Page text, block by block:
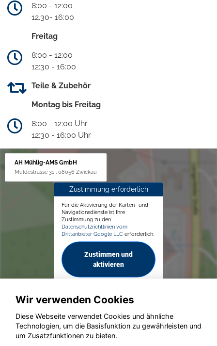
8:00 - 12:00
12.30- 16:00
Freitag
8:00 - 12:00
12:30 - 16:00
Teile & Zubehör
Montag bis Freitag
8:00 - 12:00 Uhr
12:30 - 16:00 Uhr
AH Mühlig-AMS GmbH
Muldestrasse 31 , 08056 Zwickau
Zustimmung erforderlich
Für die Aktivierung der Karten- und
Navigationsdienste ist Ihre
Zustimmung zu den
Datenschutzrichtlinien vom
Drittanbieter Google LLC erforderlich.
Zustimmen und
aktivieren
© konjunkturmotor.de GmbH 2020 - 2026
Wir verwenden Cookies
Diese Webseite verwendet Cookies und ähnliche
Technologien, um die Basisfunktion zu gewährleisten und
um Zusatzfunktionen zu bieten.